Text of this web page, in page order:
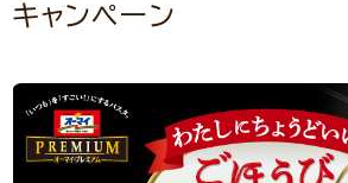
キャンペーン